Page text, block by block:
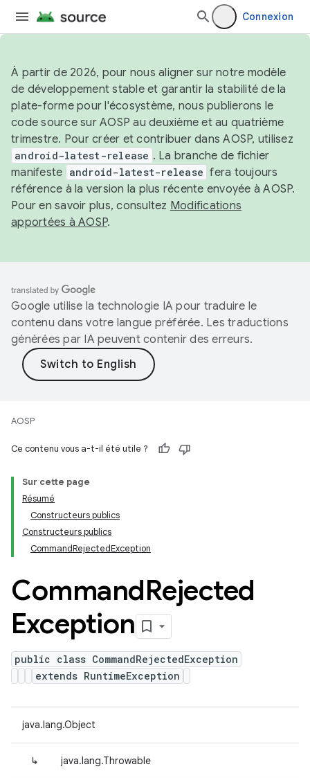
Connexion
À partir de 2026, pour nous aligner sur notre modèle
de développement stable et garantir la stabilité de la
plate-forme pour l'écosystème, nous publierons le
code source sur AOSP au deuxième et au quatrième
trimestre. Pour créer et contribuer dans AOSP, utilisez
android-latest-release . La branche de fichier
manifeste android-latest-release fera toujours
référence à la version la plus récente envoyée à AOSP.
Pour en savoir plus, consultez Modifications
apportées à AOSP.
Google utilise la technologie IA pour traduire le
contenu dans votre langue préférée. Les traductions
générées par IA peuvent contenir des erreurs.
AOSP
Ce contenu vous a-t-il été utile ?
Sur cette page
Résumé
Constructeurs publics
Constructeurs publics
CommandRejectedException
CommandRejected
Exception
public class CommandRejectedException
extends RuntimeException
java.lang.Object
↳ java.lang.Throwable